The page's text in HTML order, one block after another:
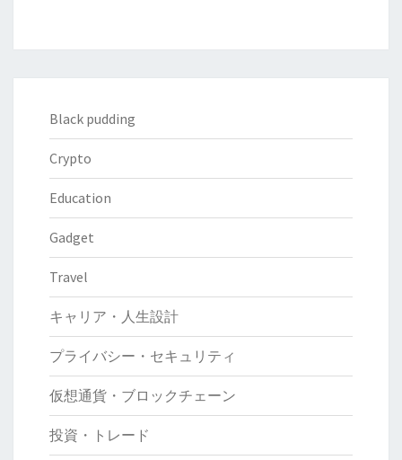
レ
──
効
典
Black pudding
Crypto
Education
Gadget
Travel
キャリア・人生設計
プライバシー・セキュリティ
仮想通貨・ブロックチェーン
投資・トレード